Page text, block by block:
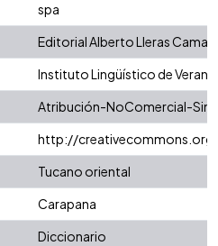
spa
Editorial Alberto Lleras
Instituto Lingüístico de
Atribución-NoComercial-
http://
Tucano oriental
Carapana
Diccionario